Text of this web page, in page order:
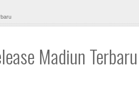
Madiun Terbaru